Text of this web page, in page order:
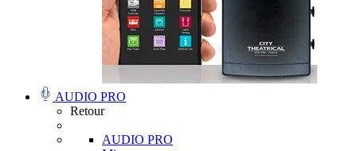
AUDIO PRO
Retour
AUDIO PRO